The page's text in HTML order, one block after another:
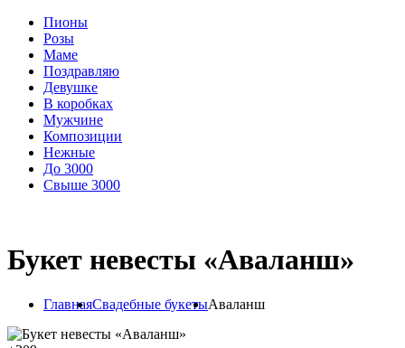
Пионы
Розы
Маме
Поздравляю
Девушке
В коробках
Мужчине
Композиции
Нежные
До 3000
Свыше 3000
Букет невесты «Аваланш»
ГлавнаяСвадебные букетыАваланш